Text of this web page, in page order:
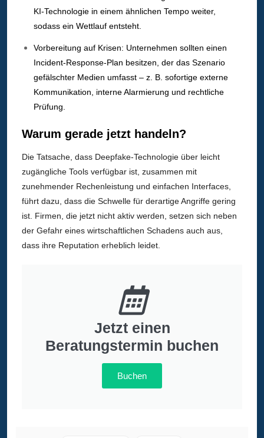
KI-Technologie in einem ähnlichen Tempo weiter,
sodass ein Wettlauf entsteht.
Vorbereitung auf Krisen: Unternehmen sollten einen
Incident-Response-Plan besitzen, der das Szenario
gefälschter Medien umfasst – z. B. sofortige externe
Kommunikation, interne Alarmierung und rechtliche
Prüfung.
Warum gerade jetzt handeln?
Die Tatsache, dass Deepfake-Technologie über leicht
zugängliche Tools verfügbar ist, zusammen mit
zunehmender Rechenleistung und einfachen Interfaces,
führt dazu, dass die Schwelle für derartige Angriffe gering
ist. Firmen, die jetzt nicht aktiv werden, setzen sich neben
der Gefahr eines wirtschaftlichen Schadens auch aus,
dass ihre Reputation erheblich leidet.
Jetzt einen
Beratungstermin buchen
Buchen